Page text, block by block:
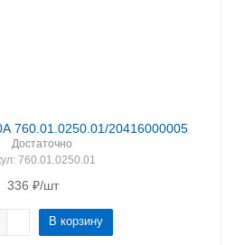
760.01.0250.01/20416000005
Достаточно
: 760.01.0250.01
336 ₽/шт
В корзину